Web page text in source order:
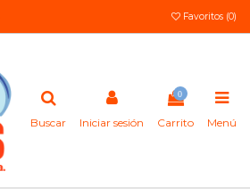
Favoritos (0)
Buscar Iniciar sesión
0
Carrito Menú